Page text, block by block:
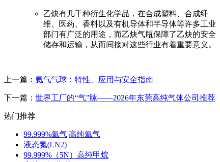
乙炔有几千种衍生化学品，在合成塑料、合成纤
维、医药、香料以及有机导体和半导体等许多工业
部门有广泛的用途，而乙炔气瓶保障了乙炔的安全
储存和运输，从而间接对这些行业有着重要意义。
上一篇： 氦气气球：特性、应用与安全指南
下一篇： 世界工厂的“气”脉——2026年东莞高纯气体公司推荐
热门推荐
99.999%氦气|高纯氦气
液态氮(LN2)
99.999%（5N）高纯甲烷